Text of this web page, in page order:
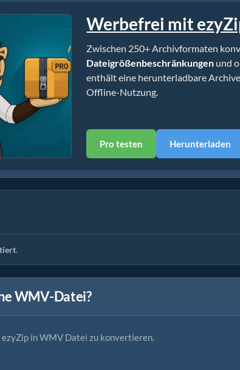
Werbefrei mit
Zwischen 250+ Archivformaten
Dateigrößenbeschränkungen und
enthält eine herunterladbare
Offline-Nutzung.
Pro testen Herunterladen
Anleitung)
.
WMV-Datei?
in WMV Datei zu konvertieren.